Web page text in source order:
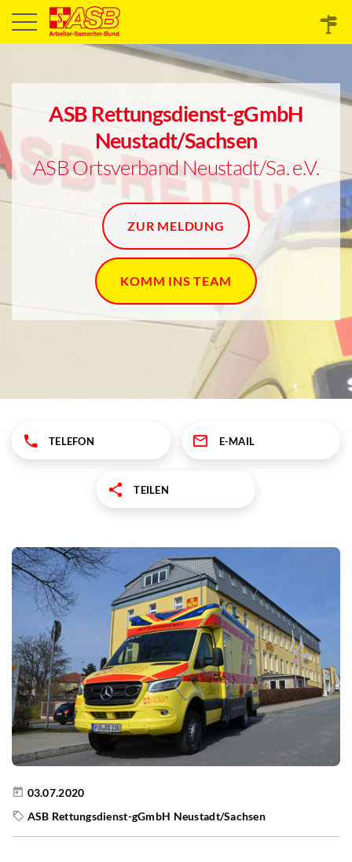
ASB Rettungsdienst-gGmbH
Neustadt/Sachsen
ASB Ortsverband Neustadt/Sa. e.V.
ZUR MELDUNG
KOMM INS TEAM
TELEFON E-MAIL
TEILEN
03.07.2020
ASB Rettungsdienst-gGmbH Neustadt/Sachsen